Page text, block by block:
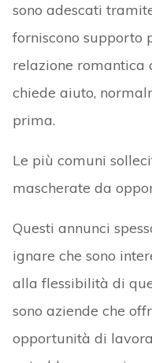
sono adescati
forniscono supporto
relazione romantica
chiede aiuto,
prima.
Le più comuni
mascherate da
Questi annunci
ignare che sono
alla flessibilità di
sono aziende che
opportunità di